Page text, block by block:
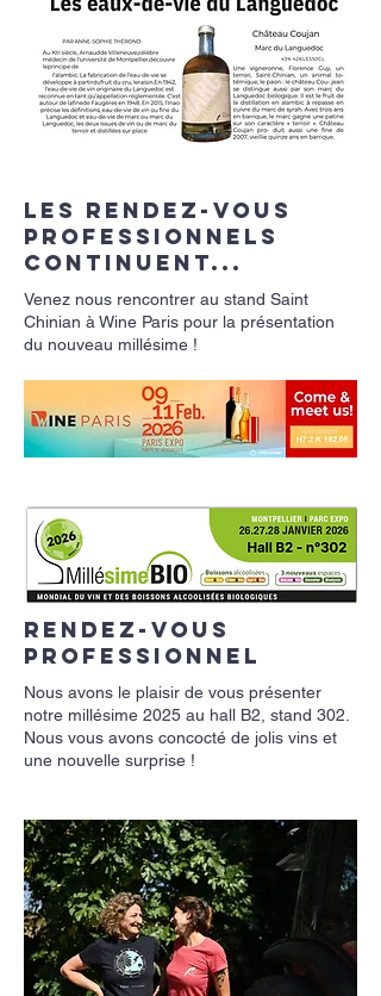
les Rendez-vous
professionnels
continuent...
Venez nous rencontrer au stand Saint
Chinian à Wine Paris pour la présentation
du nouveau millésime !
Rendez-vous
professionnel
Nous avons le plaisir de vous présenter
notre millésime 2025 au hall B2, stand 302.
Nous vous avons concocté de jolis vins et
une nouvelle surprise !